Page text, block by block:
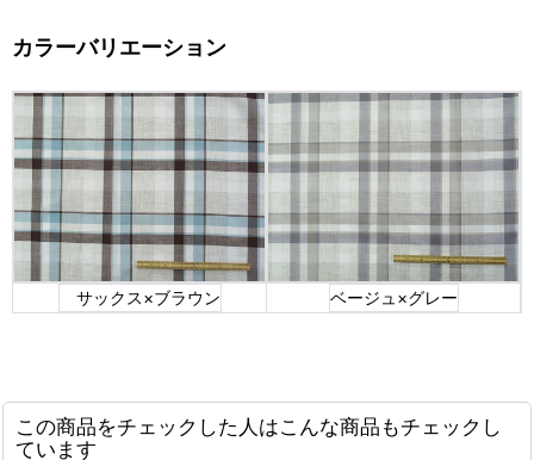
カラーバリエーション
サックス×ブラウン ベージュ×グレー
この商品をチェックした人はこんな商品もチェックし
ています